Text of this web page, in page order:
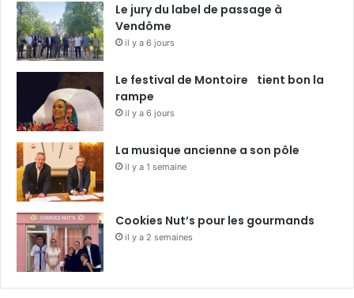
Le jury du label de passage à
Vendôme
il y a 6 jours
Le festival de Montoire tient bon la
rampe
il y a 6 jours
La musique ancienne a son pôle
il y a 1 semaine
Cookies Nut’s pour les gourmands
il y a 2 semaines